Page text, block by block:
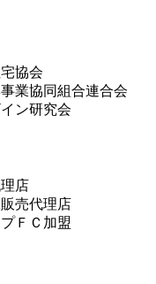
協会
業協同組合連合会
ン研究会
店
売代理店
ＦＣ加盟